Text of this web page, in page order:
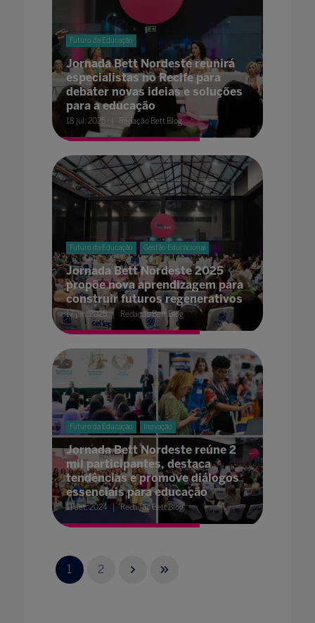
Futuro da Educação
Jornada Bett Nordeste reunirá
especialistas no Recife para
debater novas ideias e soluções
para a educação
18 jul. 2025 Redação Bett Blog
Futuro da Educação Gestão Educacional
Jornada Bett Nordeste 2025
propõe nova aprendizagem para
construir futuros regenerativos
17 jun. 2025 Redação Bett Blog
Futuro da Educação Inovação
Jornada Bett Nordeste reúne 2
mil participantes, destaca
tendências e promove diálogos
essenciais para educação
11 set. 2024 Redação Bett Blog
1 2